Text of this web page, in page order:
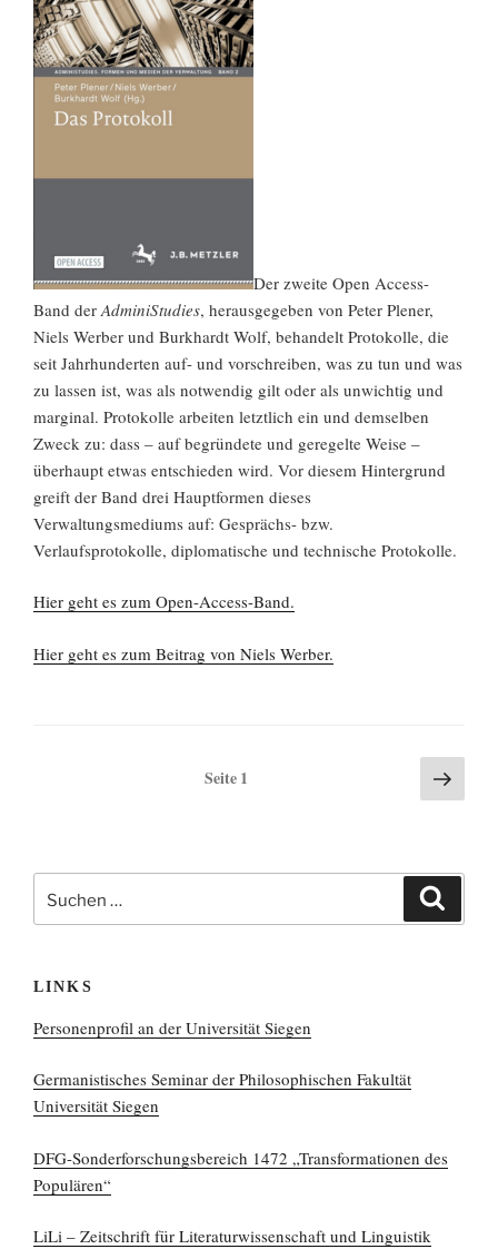
Der zweite Open Access-
Band der AdminiStudies, herausgegeben von Peter Plener,
Niels Werber und Burkhardt Wolf, behandelt Protokolle, die
seit Jahrhunderten auf- und vorschreiben, was zu tun und was
zu lassen ist, was als notwendig gilt oder als unwichtig und
marginal. Protokolle arbeiten letztlich ein und demselben
Zweck zu: dass – auf begründete und geregelte Weise –
überhaupt etwas entschieden wird. Vor diesem Hintergrund
greift der Band drei Hauptformen dieses
Verwaltungsmediums auf: Gesprächs- bzw.
Verlaufsprotokolle, diplomatische und technische Protokolle.
Hier geht es zum Open-Access-Band.
Hier geht es zum Beitrag von Niels Werber.
Seitennummerierung
Seite1
Seite
nach:
LINKS
Personenprofil an der Universität Siegen
Germanistisches Seminar der Philosophischen Fakultät
Universität Siegen
DFG-Sonderforschungsbereich 1472 „Transformationen des
Populären“
LiLi – Zeitschrift für Literaturwissenschaft und Linguistik